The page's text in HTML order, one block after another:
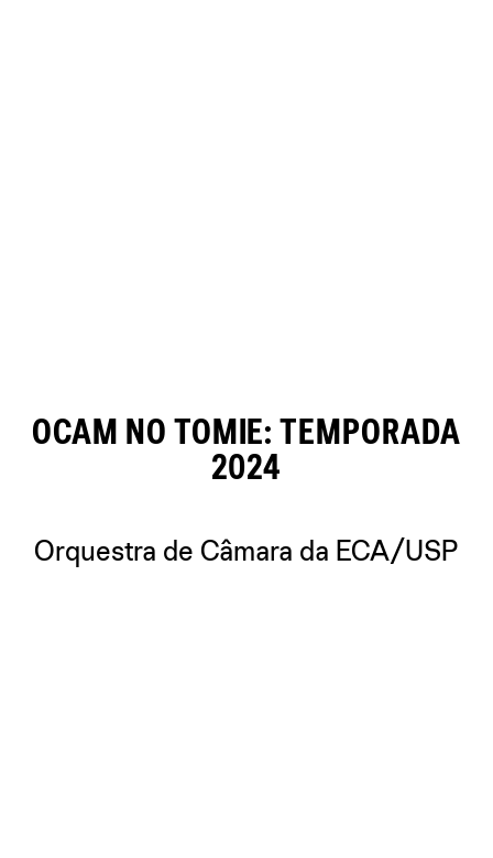
OCAM NO TOMIE: TEMPORADA
2024
Orquestra de Câmara da ECA/USP